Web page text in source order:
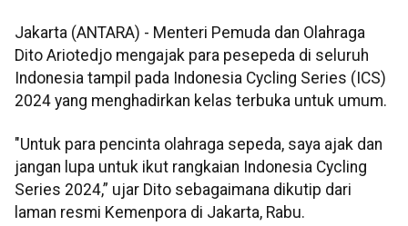
Jakarta (ANTARA) - Menteri Pemuda dan Olahraga
Dito Ariotedjo mengajak para pesepeda di seluruh
Indonesia tampil pada Indonesia Cycling Series (ICS)
2024 yang menghadirkan kelas terbuka untuk umum.
"Untuk para pencinta olahraga sepeda, saya ajak dan
jangan lupa untuk ikut rangkaian Indonesia Cycling
Series 2024,” ujar Dito sebagaimana dikutip dari
laman resmi Kemenpora di Jakarta, Rabu.